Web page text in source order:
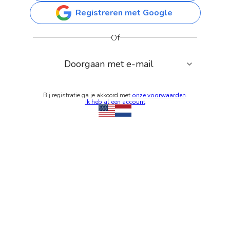
Registreren met Google
Of
Doorgaan met e-mail
Bij registratie ga je akkoord met onze voorwaarden.
Ik heb al een account